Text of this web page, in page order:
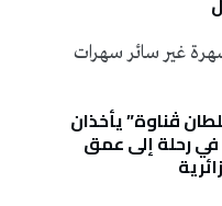
سهرة الخميس 6 اوت 2026 سهرة غير سائر سهرات
ڤناوة” يأخذان
رحلة إلى عمق